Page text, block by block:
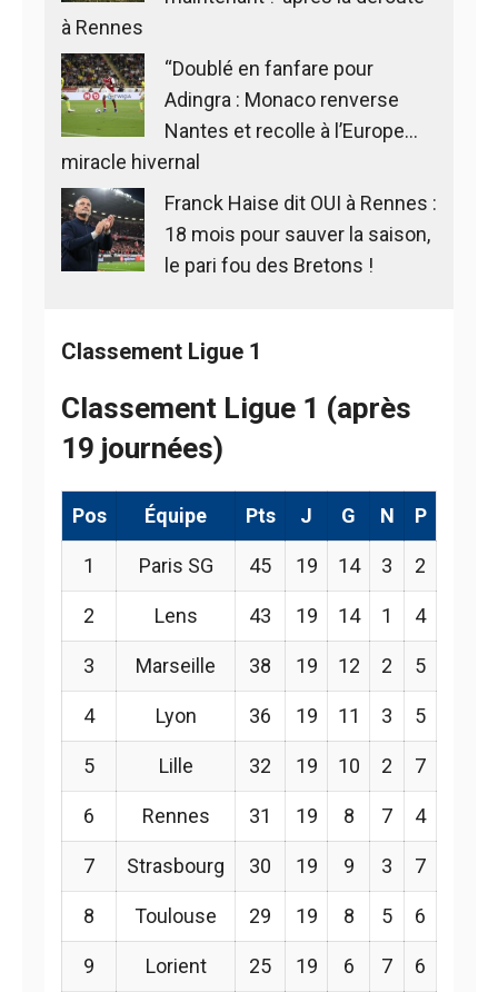
à Rennes
“Doublé en fanfare pour
Adingra : Monaco renverse
Nantes et recolle à l’Europe…
miracle hivernal
Franck Haise dit OUI à Rennes :
18 mois pour sauver la saison,
le pari fou des Bretons !
Classement Ligue 1
Classement Ligue 1 (après
19 journées)
Pos Équipe Pts J G N P
1 Paris SG 45 19 14 3 2
2 Lens 43 19 14 1 4
3 Marseille 38 19 12 2 5
4 Lyon 36 19 11 3 5
5 Lille 32 19 10 2 7
6 Rennes 31 19 8 7 4
7 Strasbourg 30 19 9 3 7
8 Toulouse 29 19 8 5 6
9 Lorient 25 19 6 7 6